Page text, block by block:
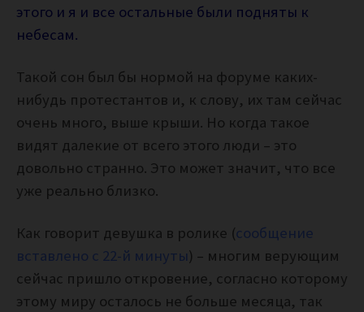
этого и я и все остальные были подняты к
небесам.
Такой сон был бы нормой на форуме каких-
нибудь протестантов и, к слову, их там сейчас
очень много, выше крыши. Но когда такое
видят далекие от всего этого люди – это
довольно странно. Это может значит, что все
уже реально близко.
Как говорит девушка в ролике (сообщение
вставлено с 22-й минуты) – многим верующим
сейчас пришло откровение, согласно которому
этому миру осталось не больше месяца, так